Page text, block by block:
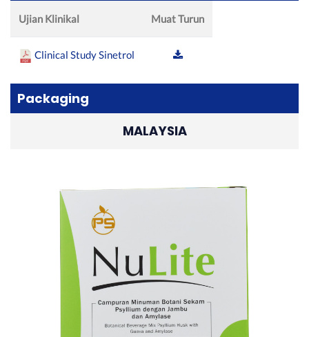
Ujian Klinikal Muat Turun
Clinical Study Sinetrol
Packaging
MALAYSIA